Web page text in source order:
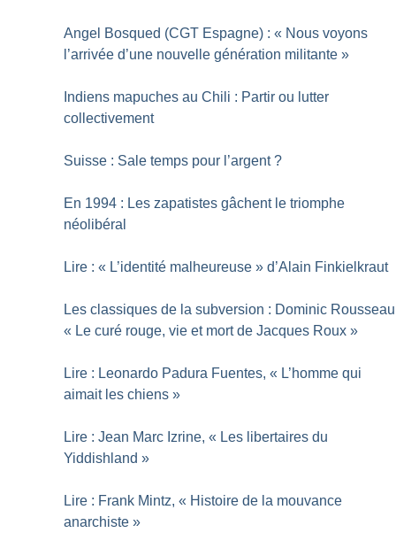
Angel Bosqued (CGT Espagne) : « Nous voyons
l’arrivée d’une nouvelle génération militante »
Indiens mapuches au Chili : Partir ou lutter
collectivement
Suisse : Sale temps pour l’argent ?
En 1994 : Les zapatistes gâchent le triomphe
néolibéral
Lire : « L’identité malheureuse » d’Alain Finkielkraut
Les classiques de la subversion : Dominic Rousseau
« Le curé rouge, vie et mort de Jacques Roux »
Lire : Leonardo Padura Fuentes, « L’homme qui
aimait les chiens »
Lire : Jean Marc Izrine, « Les libertaires du
Yiddishland »
Lire : Frank Mintz, « Histoire de la mouvance
anarchiste »